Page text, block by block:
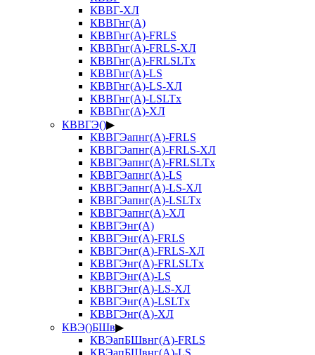
КВВГ-ХЛ
КВВГнг(А)
КВВГнг(А)-FRLS
КВВГнг(А)-FRLS-ХЛ
КВВГнг(А)-FRLSLTx
КВВГнг(А)-LS
КВВГнг(А)-LS-ХЛ
КВВГнг(А)-LSLTx
КВВГнг(А)-ХЛ
КВВГЭ()▶
КВВГЭапнг(А)-FRLS
КВВГЭапнг(А)-FRLS-ХЛ
КВВГЭапнг(А)-FRLSLTx
КВВГЭапнг(А)-LS
КВВГЭапнг(А)-LS-ХЛ
КВВГЭапнг(А)-LSLTx
КВВГЭапнг(А)-ХЛ
КВВГЭнг(А)
КВВГЭнг(А)-FRLS
КВВГЭнг(А)-FRLS-ХЛ
КВВГЭнг(А)-FRLSLTx
КВВГЭнг(А)-LS
КВВГЭнг(А)-LS-ХЛ
КВВГЭнг(А)-LSLTx
КВВГЭнг(А)-ХЛ
КВЭ()БШв▶
КВЭапБШвнг(А)-FRLS